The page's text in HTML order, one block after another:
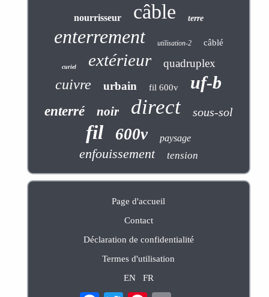
nourrisseur câble terre
enterrement utilisation-2 câblé
curiel extérieur quadruplex
cuivre urbain fil 600v uf-b
enterré noir direct sous-sol
fil 600v paysage
enfouissement tension
Page d'accueil
Contact
Déclaration de confidentialité
Termes d'utilisation
EN
FR